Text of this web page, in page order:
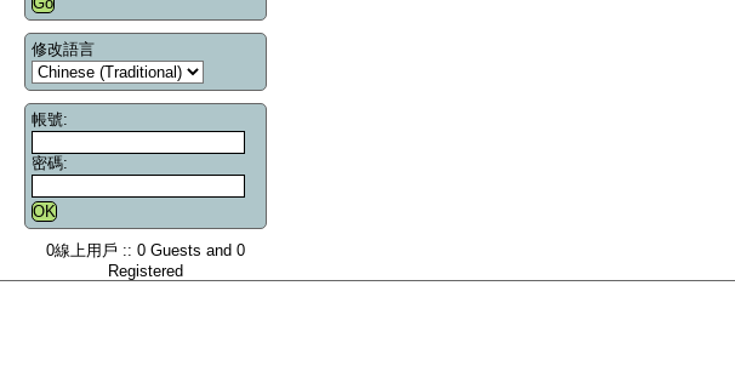
修改語言
帳號:
密碼:
0線上用戶 :: 0 Guests and 0
Registered